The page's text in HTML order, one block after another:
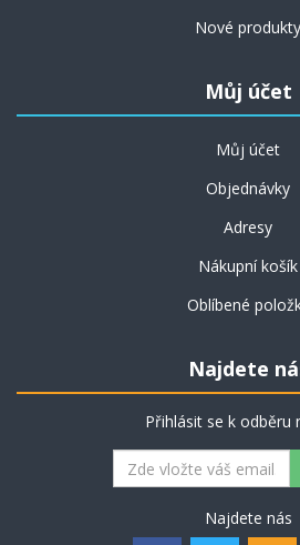
Nové produkty
Můj účet
Můj účet
Objednávky
Adresy
Nákupní košík
Oblíbené
Najdete
Přihlásit se k odběru
Najdete nás